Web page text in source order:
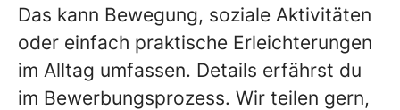
Das kann Bewegung, soziale Aktivitäten
oder einfach praktische Erleichterungen
im Alltag umfassen. Details erfährst du
im Bewerbungsprozess. Wir teilen gern,